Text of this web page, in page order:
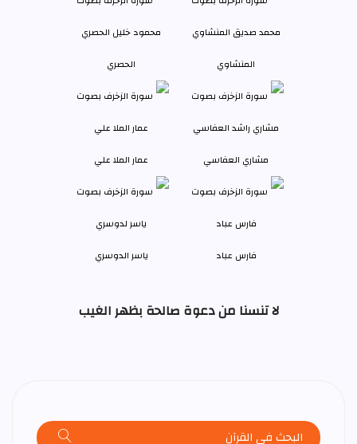
المنشاوي الحصري
مشاري العفاسي عمار الملا علي
فارس عباد ياسر الدوسري
لا تنسنا من دعوة صالحة بظهر الغيب